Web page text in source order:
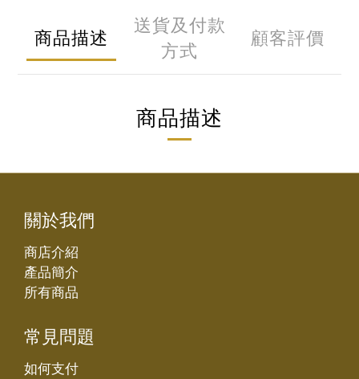
商品描述
送貨及付款
方式
顧客評價
商品描述
關於我們
商店介紹
產品簡介
所有商品
常見問題
如何支付